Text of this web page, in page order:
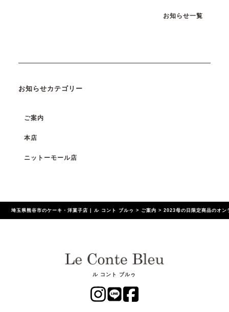
お知らせ一覧
お知らせカテゴリー
ご案内
本店
ニットーモール店
埼玉県熊谷市のケーキ・洋菓子店 | ル コント ブルゥ > ご案内 >2023母の日限定商品のオン
ル コント ブルゥ